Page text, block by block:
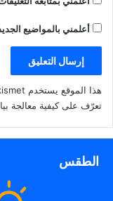
أعلمني بالمواضيع
هذا الموقع يستخدم Akismet للحدّ من التعليقات المزعجة والغير مرغوبة.
تعرّف على كيفية معالجة
الطقس